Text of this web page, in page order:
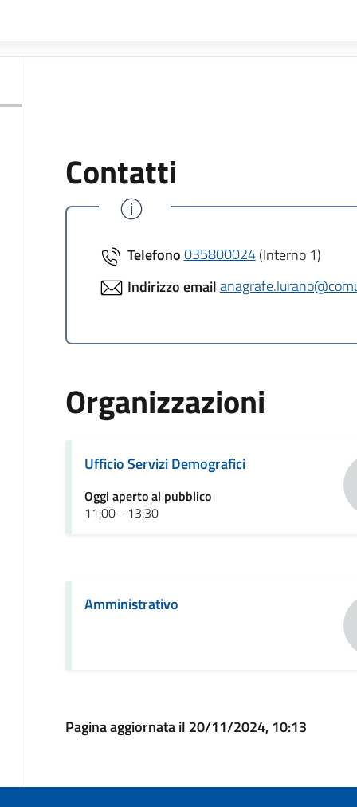
Contatti
Telefono035800024(Interno 1)
Indirizzo email
Organizzazioni
Ufficio Servizi Demografici
Oggi aperto al pubblico
11:00 - 13:30
Amministrativo
Pagina aggiornata il 20/11/2024, 10:13